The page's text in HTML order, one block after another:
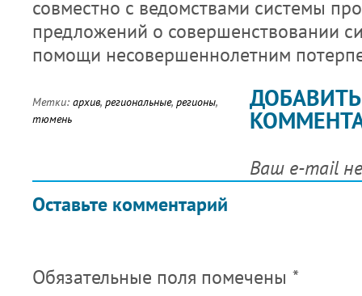
совместно с ведомствами системы
предложений о совершенствовании
помощи несовершеннолетним
Метки: архив, региональные, регионы,
тюмень
Оставьте комментарий
ДОБАВИТЬ
Ваш e-mail
Обязательные поля помечены *